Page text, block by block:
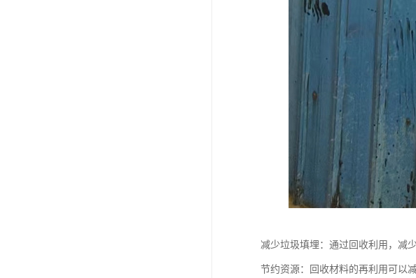
减少垃圾填埋：通过回收利用，减
节约资源：回收材料的再利用可以